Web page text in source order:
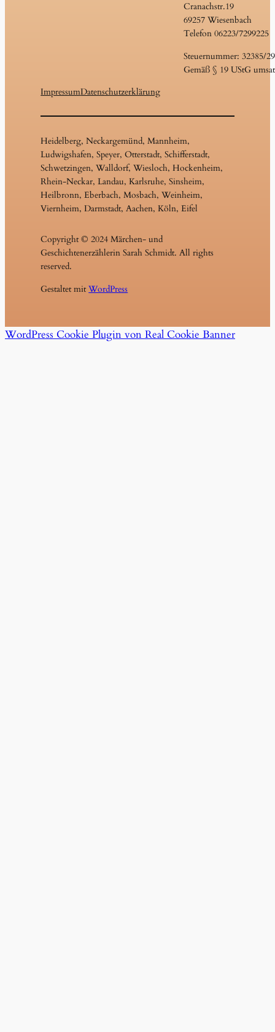
Cranachstr.19
69257 Wiesenbach
Telefon 06223/7299225
Steuernummer: 32385/
Gemäß § 19 UStG
ImpressumDatenschutzerklärung
Heidelberg, Neckargemünd, Mannheim,
Ludwigshafen, Speyer, Otterstadt, Schifferstadt,
Schwetzingen, Walldorf, Wiesloch, Hockenheim,
Rhein-Neckar, Landau, Karlsruhe, Sinsheim,
Heilbronn, Eberbach, Mosbach, Weinheim,
Viernheim, Darmstadt, Aachen, Köln, Eifel
Copyright © 2024 Märchen- und
Geschichtenerzählerin Sarah Schmidt. All rights
reserved.
Gestaltet mitWordPress
WordPress Cookie Plugin von Real Cookie Banner